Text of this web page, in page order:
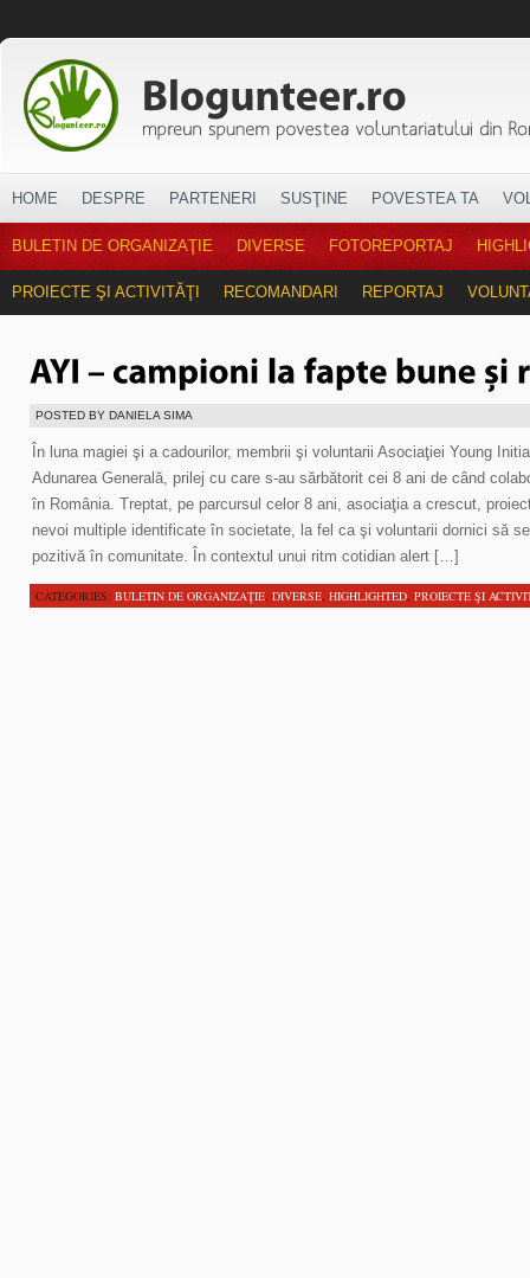
HOME DESPRE PARTENERI SUSŢINE POVESTEA TA
BULETIN DE ORGANIZAŢIE DIVERSE FOTOREPORTAJ
PROIECTE ŞI ACTIVITĂŢI RECOMANDARI REPORTAJ
POSTED BY DANIELA SIMA
În luna magiei şi a cadourilor, membrii şi voluntarii Asociaţiei Young
Adunarea Generală, prilej cu care s-au sărbătorit cei 8 ani de când
în România. Treptat, pe parcursul celor 8 ani, asociaţia a crescut,
nevoi multiple identificate în societate, la fel ca şi voluntarii dornici să
pozitivă în comunitate. În contextul unui ritm cotidian alert […]
CATEGORIES: BULETIN DE ORGANIZAŢIE, DIVERSE, HIGHLIGHTED, PROIECTE ŞI